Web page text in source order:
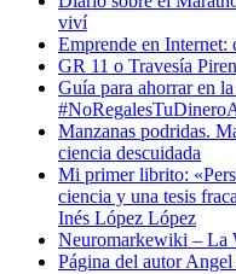
viví
Emprende en Internet:
GR 11 o Travesía
Guía para ahorrar en
Manzanas podridas.
ciencia descuidada
Mi primer librito:
ciencia y una tesis
Inés López López
Neuromarkewiki – La
Página del autor